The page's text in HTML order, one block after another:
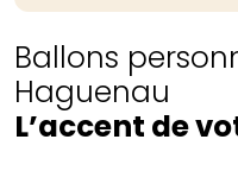
Ballons
Haguenau
L’accent de